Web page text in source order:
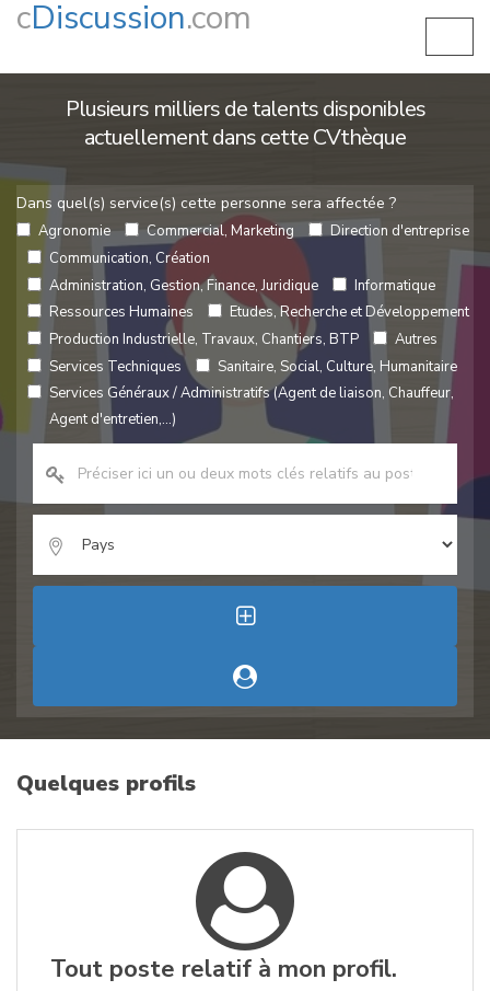
cDiscussion.com
Plusieurs milliers de talents disponibles
actuellement dans cette CVthèque
Dans quel(s) service(s) cette personne sera affectée ?
Agronomie Commercial, Marketing
Direction d'entreprise
Communication, Création
Administration, Gestion, Finance, Juridique
Informatique
Ressources Humaines
Etudes, Recherche et Développement
Production Industrielle, Travaux, Chantiers, BTP
Autres
Services Techniques
Sanitaire, Social, Culture, Humanitaire
Services Généraux / Administratifs (Agent de liaison, Chauffeur,
Agent d'entretien,...)
Quelques profils
Tout poste relatif à mon profil.